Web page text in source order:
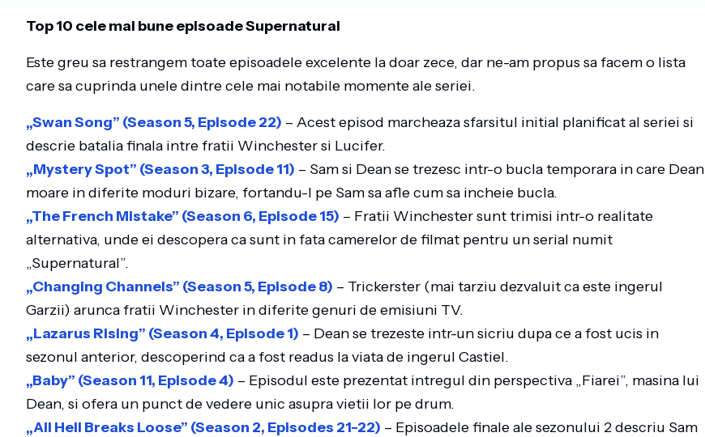
Top 10 cele mai bune episoade Supernatural
Este greu sa restrangem toate episoadele excelente la doar zece, dar ne-am propus sa facem o lista
care sa cuprinda unele dintre cele mai notabile momente ale seriei.
„Swan Song” (Season 5, Episode 22) – Acest episod marcheaza sfarsitul initial planificat al seriei si
descrie batalia finala intre fratii Winchester si Lucifer.
„Mystery Spot” (Season 3, Episode 11) – Sam si Dean se trezesc intr-o bucla temporara in care Dean
moare in diferite moduri bizare, fortandu-l pe Sam sa afle cum sa incheie bucla.
„The French Mistake” (Season 6, Episode 15) – Fratii Winchester sunt trimisi intr-o realitate
alternativa, unde ei descopera ca sunt in fata camerelor de filmat pentru un serial numit
„Supernatural”.
„Changing Channels” (Season 5, Episode 8) – Trickerster (mai tarziu dezvaluit ca este ingerul
Garzii) arunca fratii Winchester in diferite genuri de emisiuni TV.
„Lazarus Rising” (Season 4, Episode 1) – Dean se trezeste intr-un sicriu dupa ce a fost ucis in
sezonul anterior, descoperind ca a fost readus la viata de ingerul Castiel.
„Baby” (Season 11, Episode 4) – Episodul este prezentat intregul din perspectiva „Fiarei”, masina lui
Dean, si ofera un punct de vedere unic asupra vietii lor pe drum.
„All Hell Breaks Loose” (Season 2, Episodes 21-22) – Episoadele finale ale sezonului 2 descriu Sam